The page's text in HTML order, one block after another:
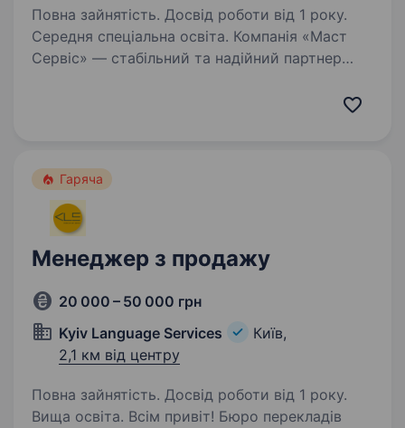
Повна зайнятість. Досвід роботи від 1 року.
Середня спеціальна освіта. Компанія «Маст
Сервіс» — стабільний та надійний партнер
промислової складської техніки (Linde, Toyota
Гаряча
Менеджер з продажу
20 000 – 50 000 грн
Kyiv Language Services
Київ,
2,1 км від центру
Повна зайнятість. Досвід роботи від 1 року.
Вища освіта. Всім привіт! Бюро перекладів